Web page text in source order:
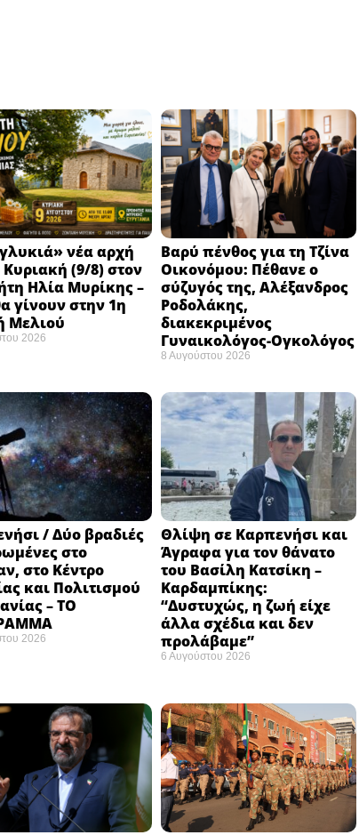
νέα αρχή
Κυριακή (9/8) στον
Ηλία Μυρίκης –
γίνουν στην 1η
Μελιού
2026
Βαρύ πένθος για τη Τζίνα
Οικονόμου: Πέθανε ο
σύζυγός της, Αλέξανδρος
Ροδολάκης,
διακεκριμένος
Γυναικολόγος-Ογκολόγος
8 Αυγούστου 2026
/ Δύο βραδιές
στο
στο Κέντρο
και Πολιτισμού
– ΤΟ
2026
Θλίψη σε Καρπενήσι και
Άγραφα για τον θάνατο
του Βασίλη Κατσίκη –
Καρδαμπίκης:
“Δυστυχώς, η ζωή είχε
άλλα σχέδια και δεν
προλάβαμε”
6 Αυγούστου 2026